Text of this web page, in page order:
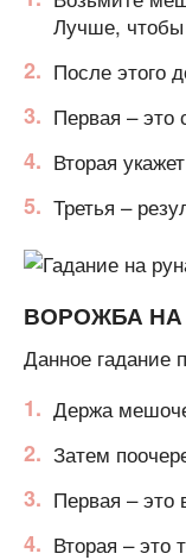
Лучше, чтобы
После этого
Первая – это
Вторая
Третья –
ВОРОЖБА
Данное гадание
Держа
Затем
Первая – это
Вторая – это